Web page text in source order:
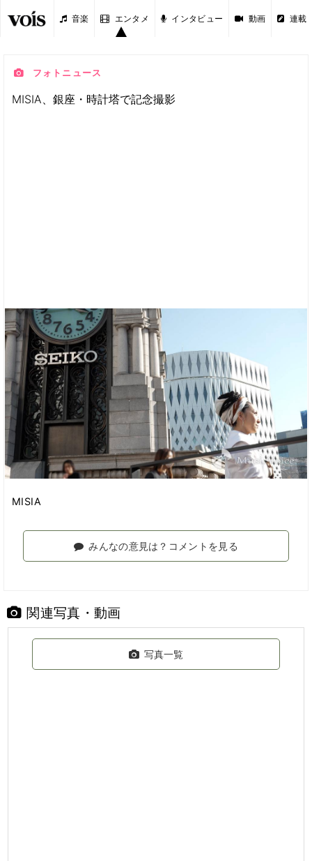
音楽 エンタメ インタビュー 動画 連載
フォトニュース
MISIA、銀座・時計塔で記念撮影
MISIA
みんなの意見は？コメントを見る
関連写真・動画
写真一覧